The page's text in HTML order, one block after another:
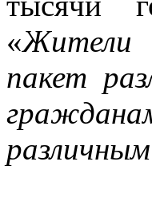
«Жители
пакет